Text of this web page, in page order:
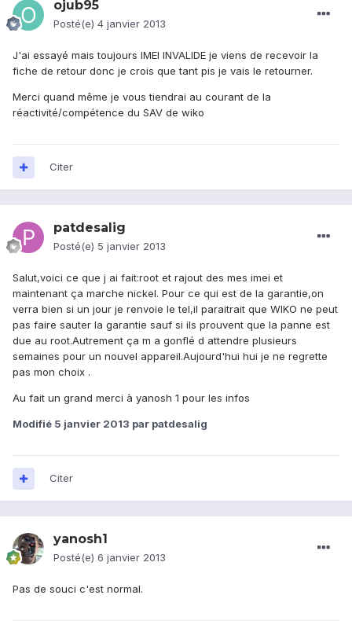
ojub95
Posté(e) 4 janvier 2013
J'ai essayé mais toujours IMEI INVALIDE je viens de recevoir la
fiche de retour donc je crois que tant pis je vais le retourner.
Merci quand même je vous tiendrai au courant de la
réactivité/compétence du SAV de wiko
Citer
patdesalig
Posté(e) 5 janvier 2013
Salut,voici ce que j ai fait:root et rajout des mes imei et
maintenant ça marche nickel. Pour ce qui est de la garantie,on
verra bien si un jour je renvoie le tel,il paraitrait que WIKO ne peut
pas faire sauter la garantie sauf si ils prouvent que la panne est
due au root.Autrement ça m a gonflé d attendre plusieurs
semaines pour un nouvel appareil.Aujourd'hui hui je ne regrette
pas mon choix .
Au fait un grand merci à yanosh 1 pour les infos
Modifié 5 janvier 2013 par patdesalig
Citer
yanosh1
Posté(e) 6 janvier 2013
Pas de souci c'est normal.